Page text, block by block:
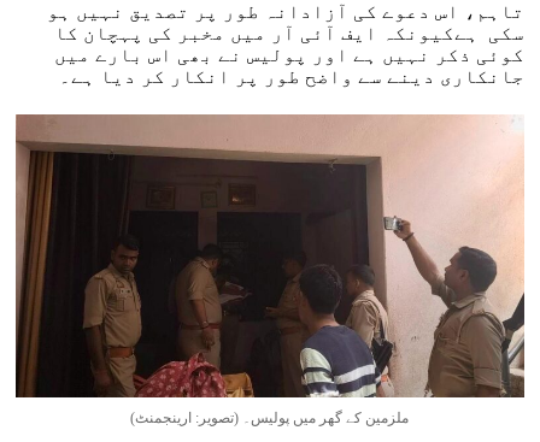
تاہم، اس دعوے کی آزادانہ طور پر تصدیق نہیں ہو
سکی ہےکیونکہ ایف آئی آر میں مخبر کی پہچان کا
کوئی ذکر نہیں ہے اور پولیس نے بھی اس بارے میں
جانکاری دینے سے واضح طور پر انکار کر دیا ہے۔
ملزمین کے گھر میں پولیس۔ (تصویر: ارینجمنٹ)